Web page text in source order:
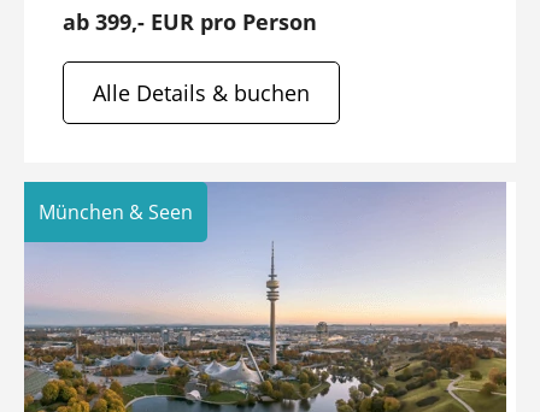
ab 399,- EUR pro Person
Alle Details & buchen
München & Seen